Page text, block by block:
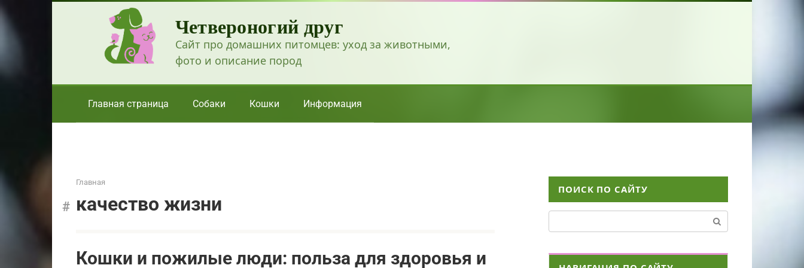
Перейти
Четвероногий друг
Сайт про домашних питомцев: уход за животными,
фото и описание пород
Главная страница Собаки Кошки Информация
Главная
качество жизни
Кошки и пожилые люди: польза для здоровья и
ПОИСК ПО САЙТУ